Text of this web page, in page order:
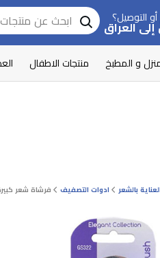
أو التوصيل؟
العراق
و المطبخ منتجات الاطفال
العناية بالشعر ادوات التصفيف فرشاة شعر كبيرة